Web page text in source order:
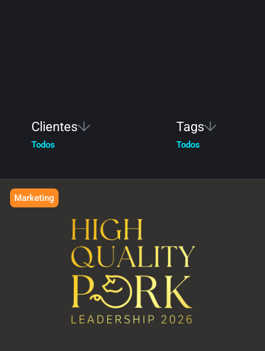
Clientes
Todos
Tags
Todos
Marketing
HIGH QUALITY PORK
Liderazgo a la medida